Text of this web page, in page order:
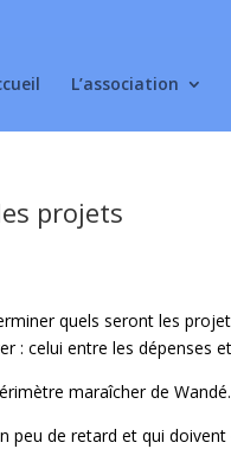
L’association
projets
quels seront les
: celui entre les dépenses
maraîcher de Wandé.
peu de retard et qui